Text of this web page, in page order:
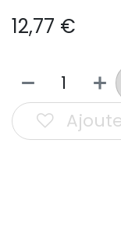
12,77 €